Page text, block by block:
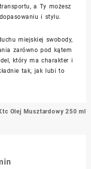
a Ty możesz
i stylu.
miejskiej swobody,
zarówno pod kątem
który ma charakter i
tak, jak lubi to
Olej Musztardowy 250 ml